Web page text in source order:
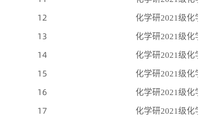
12 化学研2021级化学三
13 化学研2021级化学三
14 化学研2021级化学三
15 化学研2021级化学四
16 化学研2021级化学四
17 化学研2021级化学四